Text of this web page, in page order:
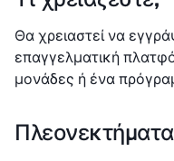
Θα χρειαστεί να
επαγγελματική
μονάδες ή ένα
Πλεονεκτήματα